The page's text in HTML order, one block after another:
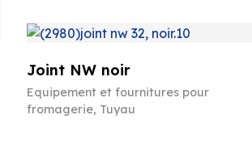
Joint NW noir
Equipement et fournitures pour
fromagerie, Tuyau